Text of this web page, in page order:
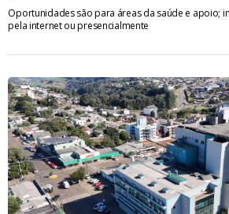
Oportunidades são para áreas da saúde e apoio;
pela internet ou presencialmente